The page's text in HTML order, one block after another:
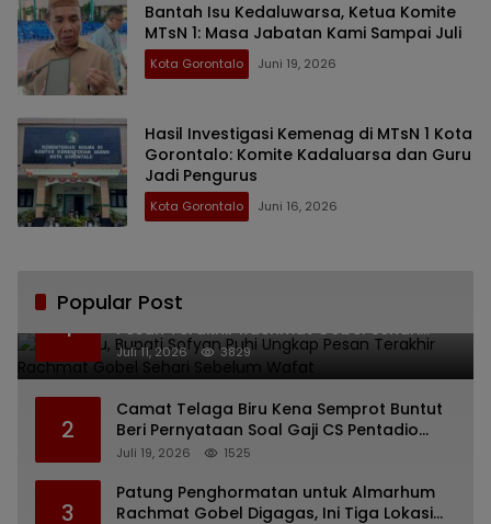
Bantah Isu Kedaluwarsa, Ketua Komite
MTsN 1: Masa Jabatan Kami Sampai Juli
Kota Gorontalo Juni 19, 2026
Hasil Investigasi Kemenag di MTsN 1 Kota
Gorontalo: Komite Kadaluarsa dan Guru
Jadi Pengurus
Kota Gorontalo Juni 16, 2026
Popular Post
1
Bikin Haru, Bupati Sofyan Puhi Ungkap
Pesan Terakhir Rachmat Gobel Sehari
Sebelum Wafat
Juli 11, 2026 3829
2
Camat Telaga Biru Kena Semprot Buntut
Beri Pernyataan Soal Gaji CS Pentadio
Barat yang Nunggak
Juli 19, 2026 1525
3
Patung Penghormatan untuk Almarhum
Rachmat Gobel Digagas, Ini Tiga Lokasi